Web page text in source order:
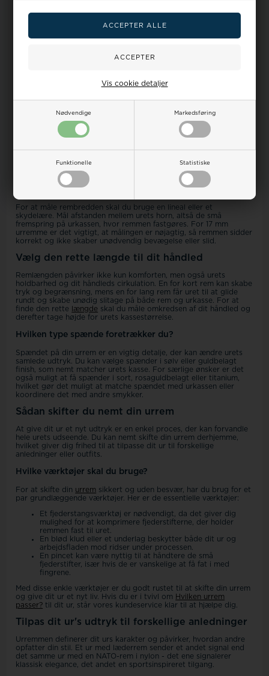
Nødvendige Markedsføring
Funktionelle Statistiske
Vis cookie detaljer
giver en autentisk læderrem, der patinerer smukt over tid. Denne
komfort, da den tilpasser sig dit håndled. Læderprodukternes
tykkelse på 2,6-2,8 mm bidrager til en solid og holdbar rem, der
For dem, der værdsætter personlig tilpasning, kan de fleste
Hvis du har særlige ønsker, kan du også bede om spænder i sort,
rosaguldbelagt eller titanium. Denne fleksibilitet gør det nemt at
Hvilken urrem passer til dit ur?
At finde den præcise
på din urrem er afgørende for både
læderremme, der med tiden tilpasser sig håndleddet, mens
nylonremme bevarer deres oprindelige form.
Sådan måler du dit urs rembredde
For at måle rembredden skal du bruge en lineal eller et
skydelære. Mål afstanden mellem urets horn, altså de små
fremspring på urkassen, hvor remmen fastgøres. For 17 mm
urremme er det vigtigt, at målingen er nøjagtig, så remmen sidder
korrekt og ikke skaber unødvendig bevægelse eller slid.
Vælg den rette længde til dit håndled
Remlængden påvirker ikke kun komforten, men også urets
holdbarhed og dit håndleds cirkulation. En for kort rem kan skabe
tryk og begrænsning, mens en for lang rem får uret til at glide
rundt og skabe unødig slitage på både rem og urkasse. For at
finde den rette
længde skal du måle omkredsen af dit håndled og
derefter tage højde for urets kassestørrelse.
Hvilken type spænde foretrækker du?
Spændet på din urrem er en vigtig detalje, der kan ændre urets
samlede udtryk. Du kan vælge spænder i sølv eller guldbelagt
finish, som nemt matcher urets kasse. For særlige ønsker er det
også muligt at få spænder i sort, rosaguldbelagt eller titanium,
hvilket gør det muligt at matche spændet med urkassen eller
koordinere det med andre smykker.
Sådan skifter du nemt din urrem
At give dit ur et nyt udtryk er en enkel proces, der kan forvandle
hele urets udseende. Du kan nemt skifte din urrem derhjemme,
hvilket giver dig frihed til at tilpasse dit ur til forskellige
anledninger eller outfits.
Hvilke værktøjer skal du bruge?
For at skifte din urrem sikkert og uden besvær, har du brug for et
par grundlæggende værktøjer. Her er de essentielle værktøjer:
Et fjederstangsværktøj er nødvendigt, da det giver dig
mulighed for at komprimere fjederstifterne, der holder
remmen fast til uret.
En blød klud eller et underlag beskytter både dit ur og
arbejdsfladen mod ridser under processen.
En pincet kan være nyttig til at håndtere de små
fjederstifter, især hvis de er vanskelige at få fat i med
fingrene.
Med disse enkle værktøjer er du godt rustet til at skifte din urrem
og give dit ur et nyt liv. Hvis du er i tvivl om Hvilken urrem
passer? til dit ur, står vores kundeservice klar til at hjælpe dig.
Tilpas dit ur's udtryk til forskellige anledninger
Urremmen definerer dit urs karakter og påvirker, hvordan andre
opfatter din stil. Et ur med læderrem sender et andet signal end
det samme ur med en NATO-rem i nylon - det ene signalerer
klassisk elegance, det andet en sportsinspireret tilgang.